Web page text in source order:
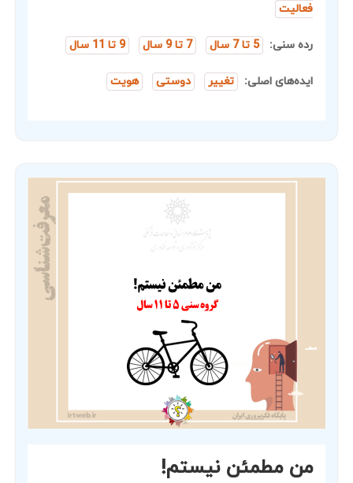
فعالیت
رده سنی: 5 تا 7 سال 7 تا 9 سال 9 تا 11 سال
ایده‌های اصلی: تغییر دوستی هویت
من مطمئن نیستم!